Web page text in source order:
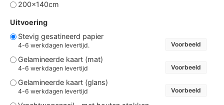
200x140cm
Uitvoering
Stevig gesatineerd papier
4-6 werkdagen levertijd. Voorbeeld
Gelamineerde kaart (mat)
4-6 werkdagen levertijd Voorbeeld
Gelamineerde kaart (glans)
4-6 werkdagen levertijd Voorbeeld